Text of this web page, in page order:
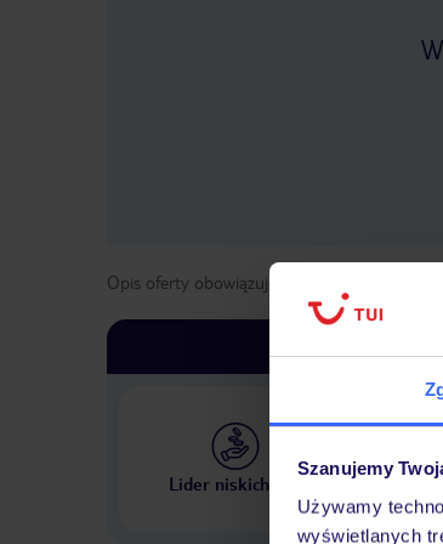
Szanujemy
Używamy
wyświetlanych
Opis oferty obowiązuje dla wyjazdów w
Lider niskich cen